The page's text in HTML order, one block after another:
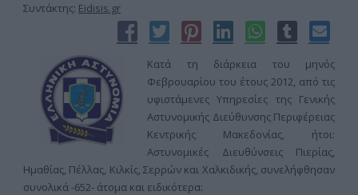
Συντάκτης: Eidisis.gr
Κατά τη διάρκεια του μηνός
Φεβρουαρίου του έτους 2012, από τις
υφιστάμενες Υπηρεσίες της Γενικής
Αστυνομικής Διεύθυνσης Περιφέρειας
Κεντρικής Μακεδονίας, ήτοι:
Αστυνομικές Διευθύνσεις Πιερίας,
Ημαθίας, Πέλλας, Κιλκίς, Σερρών και Χαλκιδικής, συνελήφθησαν
συνολικά -652- άτομα και ειδικότερα: